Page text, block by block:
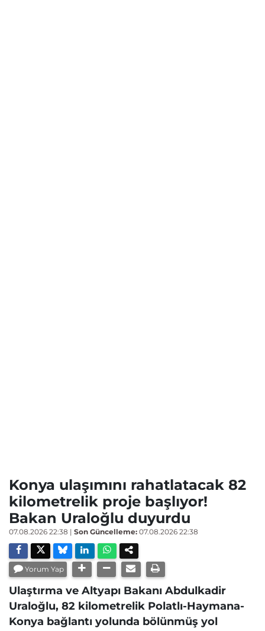
Konya ulaşımını rahatlatacak 82
kilometrelik proje başlıyor!
Bakan Uraloğlu duyurdu
07.08.2026 22:38 | Son Güncelleme: 07.08.2026 22:38
Yorum Yap
Ulaştırma ve Altyapı Bakanı Abdulkadir
Uraloğlu, 82 kilometrelik Polatlı-Haymana-
Konya bağlantı yolunda bölünmüş yol